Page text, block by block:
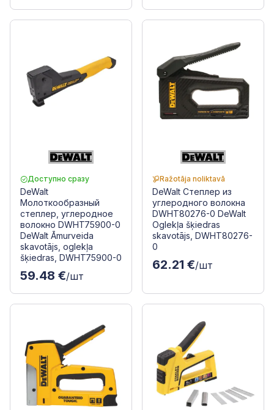
Доступно сразу
DeWalt
Молоткообразный
степлер, углеродное
волокно DWHT75900-0
DeWalt Āmurveida
skavotājs, oglekļa
šķiedras, DWHT75900-0
59.48 €/шт
Ražotāja noliktavā
DeWalt Степлер из
углеродного волокна
DWHT80276-0 DeWalt
Oglekļa šķiedras
skavotājs, DWHT80276-
0
62.21 €/шт